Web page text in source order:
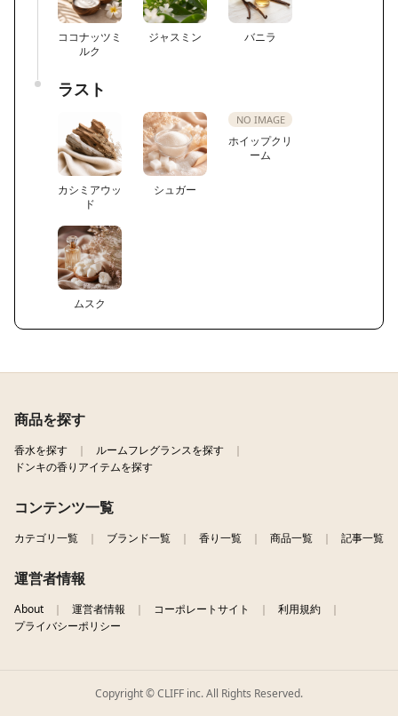
ココナッツミ
ルク
ジャスミン バニラ
ラスト
カシミアウッ
ド
シュガー
NO IMAGE
ホイップクリ
ーム
ムスク
商品を探す
香水を探す
ルームフレグランスを探す
ドンキの香りアイテムを探す
コンテンツ一覧
カテゴリ一覧 ブランド一覧 香り一覧 商品一覧 記事一覧
運営者情報
About 運営者情報 コーポレートサイト
利用規約
プライバシーポリシー
Copyright © CLIFF inc. All Rights Reserved.